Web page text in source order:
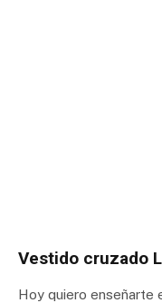
Vestido cruzado
Hoy quiero enseñarte